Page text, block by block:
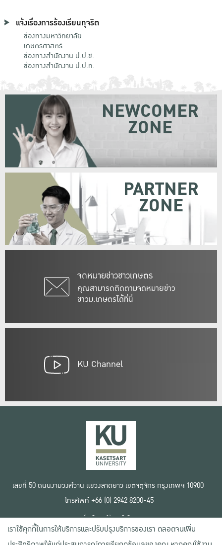
แจ้งเรื่องการร้องเรียนทุจริต
ช่องทางมหาวิทยาลัย
เกษตรศาสตร์
ช่องทางสำนักงาน ป.ป.ช.
ช่องทางสำนักงาน ป.ป.ท.
จดหมายข่าวชาวเกษตร
คุณสามารถติดตามจดหมายข่าว
ชาวม.เกษตรได้ที่นี่
NEWCOMER
ZONE
PARTNER
ZONE
KU Channel
เลขที่ 50 ถนนงามวงศ์วาน แขวงลาดยาว เขตจตุจักร กรุงเทพฯ 10900
โทรศัพท์ +66 (0) 2942 8200-45
เงื่อนไขการใช้งานเว็บไซต์
ข้อตกลงด้านสิทธิ์ใช้งาน
นโยบายความเป็นส่วนตัว
เราใช้คุกกี้ในการให้บริการและปรับปรุงบริการของเรา ตลอดจนเพิ่ม